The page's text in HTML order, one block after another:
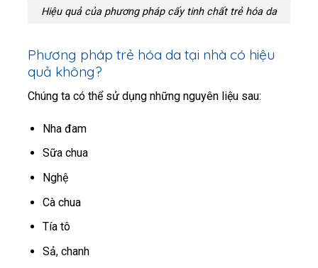
Hiệu quả của phương pháp cấy tinh chất trẻ hóa da
Phương pháp trẻ hóa da tại nhà có hiệu
quả không?
Chúng ta có thể sử dụng những nguyên liệu sau:
Nha đam
Sữa chua
Nghệ
Cà chua
Tía tô
Sả, chanh